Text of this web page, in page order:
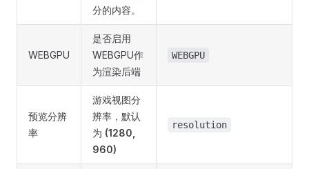
分的内容。
WEBGPU
是否启用
WEBGPU作
为渲染后端
WEBGPU
预览分辨
率
游戏视图分
辨率，默认
为 (1280,
960)
resolution